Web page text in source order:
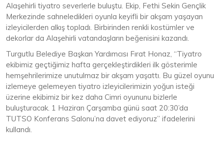
Alaşehirli tiyatro severlerle buluştu. Ekip, Fethi Sekin Gençlik
Merkezinde sahneledikleri oyunla keyifli bir akşam yaşayan
izleyicilerden alkış topladı. Birbirinden renkli kostümler ve
dekorlar da Alaşehirli vatandaşların beğenisini kazandı.
Turgutlu Belediye Başkan Yardımcısı Fırat Honaz, “Tiyatro
ekibimiz geçtiğimiz hafta gerçekleştirdikleri ilk gösterimle
hemşehrilerimize unutulmaz bir akşam yaşattı. Bu güzel oyunu
izlemeye gelemeyen tiyatro izleyicilerimizin yoğun isteği
üzerine ekibimiz bir kez daha Cimri oyununu bizlerle
buluşturacak. 1 Haziran Çarşamba günü saat 20:30’da
TUTSO Konferans Salonu’na davet ediyoruz” ifadelerini
kullandı.